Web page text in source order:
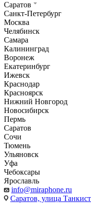
Саратов
Санкт-Петербург
Москва
Челябинск
Самара
Калининград
Воронеж
Екатеринбург
Ижевск
Краснодар
Красноярск
Нижний Новгород
Новосибирск
Пермь
Саратов
Сочи
Тюмень
Ульяновск
Уфа
Чебоксары
Ярославль
info@miraphone.ru
Саратов, улица